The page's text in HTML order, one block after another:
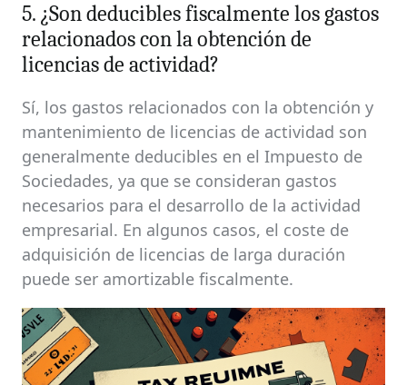
5. ¿Son deducibles fiscalmente los gastos
relacionados con la obtención de
licencias de actividad?
Sí, los gastos relacionados con la obtención y
mantenimiento de licencias de actividad son
generalmente deducibles en el Impuesto de
Sociedades, ya que se consideran gastos
necesarios para el desarrollo de la actividad
empresarial. En algunos casos, el coste de
adquisición de licencias de larga duración
puede ser amortizable fiscalmente.